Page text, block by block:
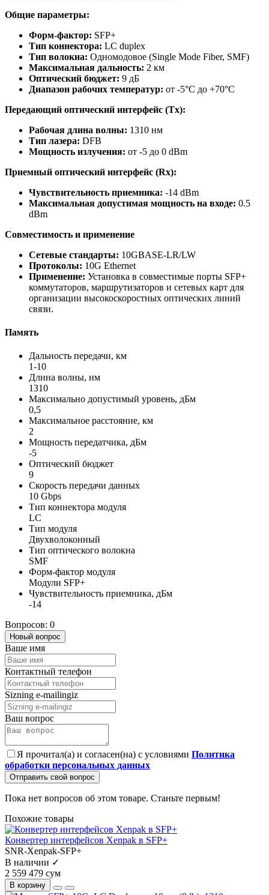
Общие параметры:
Форм-фактор: SFP+
Тип коннектора: LC duplex
Тип волокна: Одномодовое (Single Mode Fiber, SMF)
Максимальная дальность: 2 км
Оптический бюджет: 9 дБ
Диапазон рабочих температур: от -5°C до +70°C
Передающий оптический интерфейс (Tx):
Рабочая длина волны: 1310 нм
Тип лазера: DFB
Мощность излучения: от -5 до 0 dBm
Приемный оптический интерфейс (Rx):
Чувствительность приемника: -14 dBm
Максимальная допустимая мощность на входе: 0.5
dBm
Совместимость и применение
Сетевые стандарты: 10GBASE-LR/LW
Протоколы: 10G Ethernet
Применение: Установка в совместимые порты SFP+
коммутаторов, маршрутизаторов и сетевых карт для
организации высокоскоростных оптических линий
связи.
Память
Дальность передачи, км
1-10
Длина волны, нм
1310
Максимально допустимый уровень, дБм
0,5
Максимальное расстояние, км
2
Мощность передатчика, дБм
-5
Оптический бюджет
9
Скорость передачи данных
10 Gbps
Тип коннектора модуля
LC
Тип модуля
Двухволоконный
Тип оптического волокна
SMF
Форм-фактор модуля
Модули SFP+
Чувствительность приемника, дБм
-14
Вопросов: 0
Новый вопрос
Ваше имя
Контактный телефон
Sizning e-mailingiz
Ваш вопрос
Я прочитал(а) и согласен(на) с условиями Политика
обработки персональных данных
Отправить свой вопрос
Пока нет вопросов об этом товаре. Станьте первым!
Похожие товары
Конвертер интерфейсов Xenpak в SFP+
SNR-Xenpak-SFP+
В наличии ✓
2 559 479 сум
В корзину